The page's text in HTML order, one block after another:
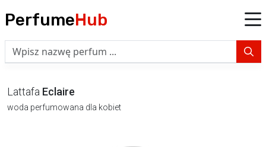
PerfumeHub
Lattafa Eclaire
woda perfumowana dla kobiet